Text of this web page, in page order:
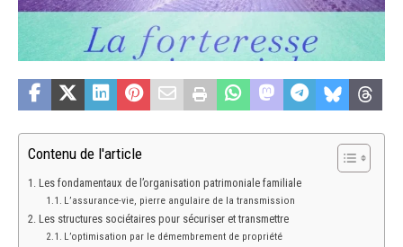
Contenu de l'article
Les fondamentaux de l’organisation patrimoniale familiale
L’assurance-vie, pierre angulaire de la transmission
Les structures sociétaires pour sécuriser et transmettre
L’optimisation par le démembrement de propriété